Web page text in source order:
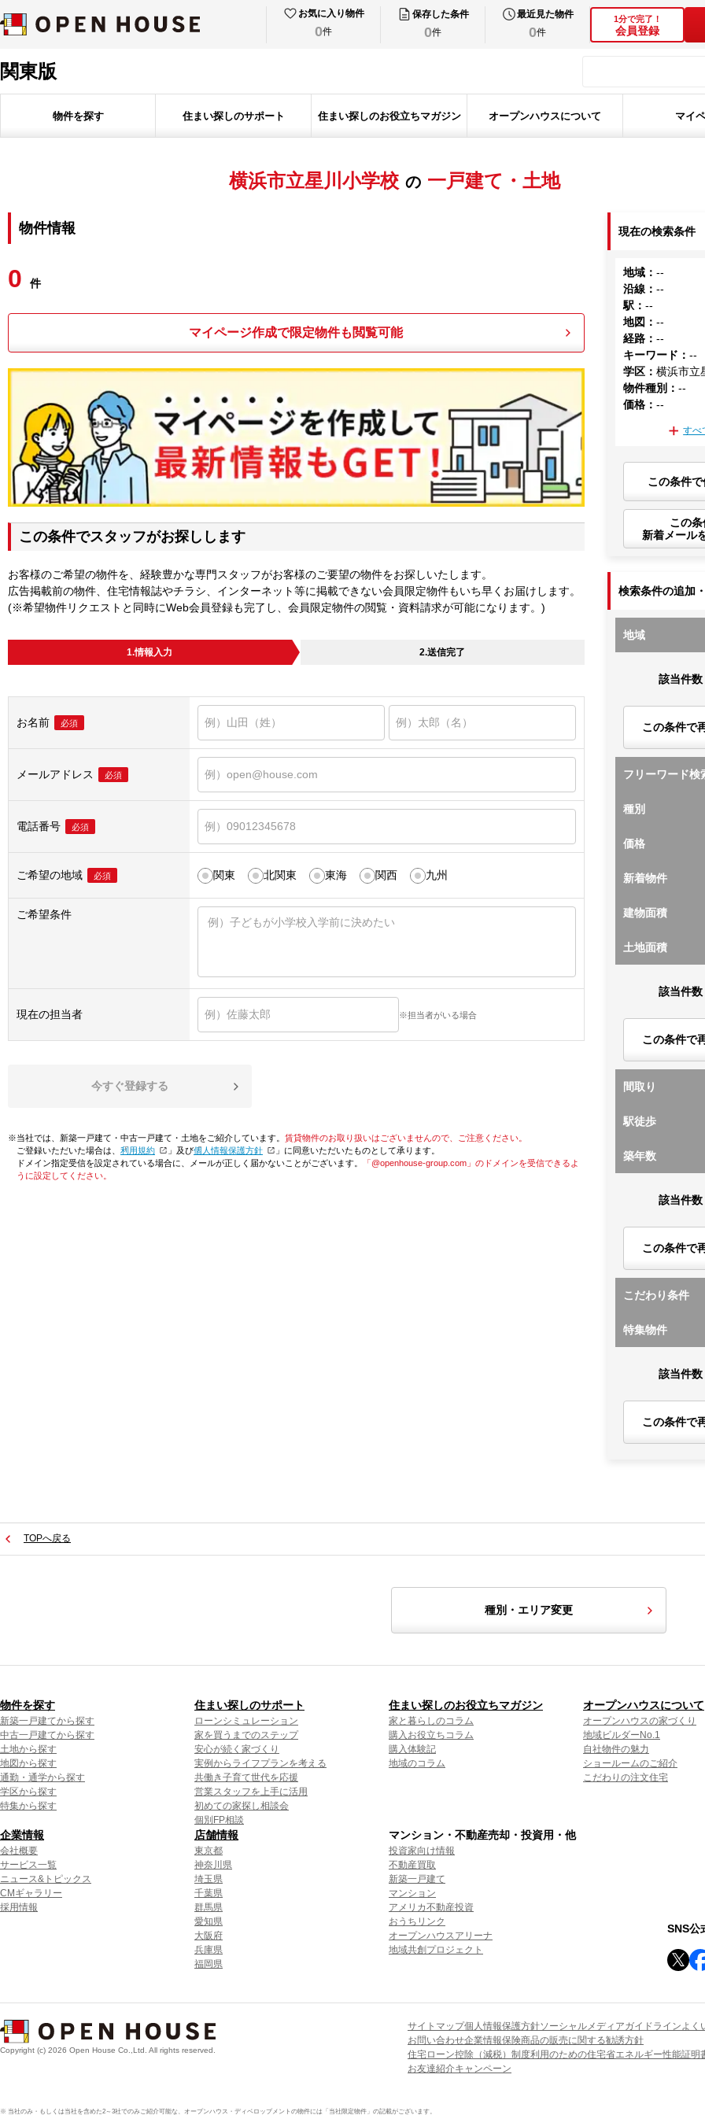
お気に入り物件
0件
保存した条件
0件
最近見た物件
0件
1分で完了！
会員登録
関東版
物件を探す 住まい探しのサポート 住まい探しのお役立ちマガジン オープンハウスについて マイ
横浜市立星川小学校 の 一戸建て・土地
物件情報
0 件
マイページ作成で限定物件も閲覧可能
この条件でスタッフがお探しします
お客様のご希望の物件を、経験豊かな専門スタッフがお客様のご要望の物件をお探しいたします。
広告掲載前の物件、住宅情報誌やチラシ、インターネット等に掲載できない会員限定物件もいち早くお届けします。
(※希望物件リクエストと同時にWeb会員登録も完了し、会員限定物件の閲覧・資料請求が可能になります。)
1.情報入力 2.送信完了
お名前 必須
メールアドレス 必須
電話番号 必須
ご希望の地域 必須 関東 北関東 東海 関西 九州
ご希望条件
現在の担当者 ※担当者がいる場合
今すぐ登録する
※当社では、新築一戸建て・中古一戸建て・土地をご紹介しています。 賃貸物件のお取り扱いはございませんので、ご注意ください。
ご登録いただいた場合は、「利用規約 」及び「個人情報保護方針
」に同意いただいたものとして承ります。
ドメイン指定受信を設定されている場合に、メールが正しく届かないことがございます。
「@openhouse-group.com」のドメインを受信できるよ
うに設定してください。
現在の検索条件
地域 ：--
沿線 ：--
駅 ：--
地図 ：--
経路 ：--
キーワード ：--
学区 ：横浜市立
物件種別 ：--
価格 ：--
すべ
この条件
この
新着メール
検索条件の追加
地域
該当件数
この条件で
フリーワード検
種別
価格
新着物件
建物面積
土地面積
該当件数
この条件で
間取り
駅徒歩
築年数
該当件数
この条件で
こだわり条件
特集物件
該当件数
この条件で
TOPへ戻る
種別・エリア変更
物件を探す
新築一戸建てから探す
中古一戸建てから探す
土地から探す
地図から探す
通勤・通学から探す
学区から探す
特集から探す
住まい探しのサポート
ローンシミュレーション
家を買うまでのステップ
安心が続く家づくり
実例からライフプランを考える
共働き子育て世代を応援
営業スタッフを上手に活用
初めての家探し相談会
個別FP相談
住まい探しのお役立ちマガジン
家と暮らしのコラム
購入お役立ちコラム
購入体験記
地域のコラム
オープンハウスについて
オープンハウスの家づくり
地域ビルダーNo.1
自社物件の魅力
ショールームのご紹介
こだわりの注文住宅
企業情報
会社概要
サービス一覧
ニュース&トピックス
CMギャラリー
採用情報
店舗情報
東京都
神奈川県
埼玉県
千葉県
群馬県
愛知県
大阪府
兵庫県
福岡県
マンション・不動産売却・投資用・他
投資家向け情報
不動産買取
新築一戸建て
マンション
アメリカ不動産投資
おうちリンク
オープンハウスアリーナ
地域共創プロジェクト
SNS公
Copyright (c) 2026 Open House Co.,Ltd. All rights reserved.
サイトマップ個人情報保護方針ソーシャルメディアガイドラインよく
お問い合わせ企業情報保険商品の販売に関する勧誘方針
住宅ローン控除（減税）制度利用のための住宅省エネルギー性能証明
お友達紹介キャンペーン
※ 当社のみ・もしくは当社を含めた2～3社でのみご紹介可能な、オープンハウス・ディベロップメントの物件には「当社限定物件」の記載がございます。